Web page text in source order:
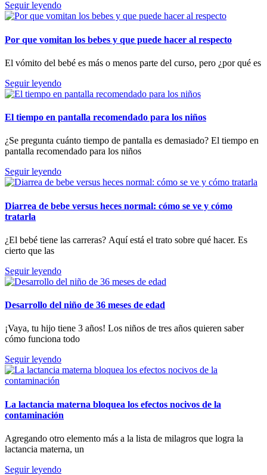
Seguir leyendo
Por que vomitan los bebes y que puede hacer al respecto
El vómito del bebé es más o menos parte del curso, pero ¿por qué es
Seguir leyendo
El tiempo en pantalla recomendado para los niños
¿Se pregunta cuánto tiempo de pantalla es demasiado? El tiempo en
pantalla recomendado para los niños
Seguir leyendo
Diarrea de bebe versus heces normal: cómo se ve y cómo
tratarla
¿El bebé tiene las carreras? Aquí está el trato sobre qué hacer. Es
cierto que las
Seguir leyendo
Desarrollo del niño de 36 meses de edad
¡Vaya, tu hijo tiene 3 años! Los niños de tres años quieren saber
cómo funciona todo
Seguir leyendo
La lactancia materna bloquea los efectos nocivos de la
contaminación
Agregando otro elemento más a la lista de milagros que logra la
lactancia materna, un
Seguir leyendo